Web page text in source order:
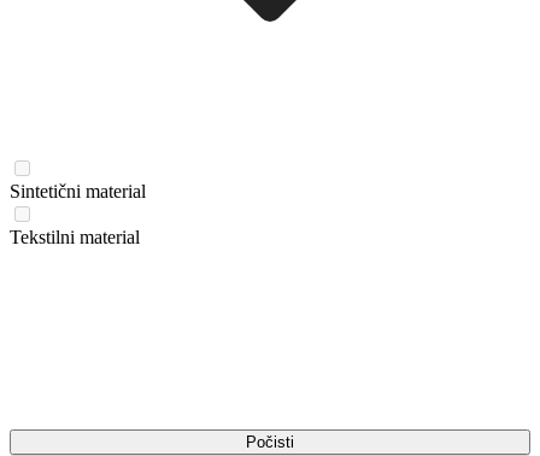
Sintetični material
Tekstilni material
Počisti